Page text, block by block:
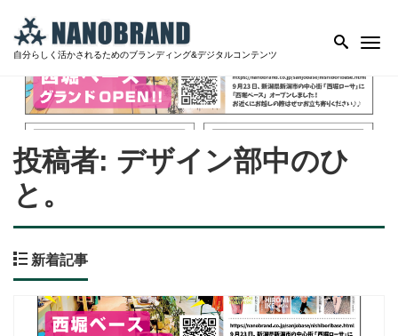
自分らしく活かされるためのブランディング&デジタルコンテンツ
投稿者: デザイン部中のひ
と。
新着記事